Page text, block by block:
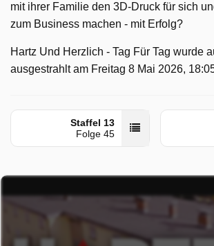
mit ihrer Familie den 3D-Druck für sich
zum Business machen - mit Erfolg?
Hartz Und Herzlich - Tag Für Tag wurde
ausgestrahlt am Freitag 8 Mai 2026,
Staffel 13
Folge 45